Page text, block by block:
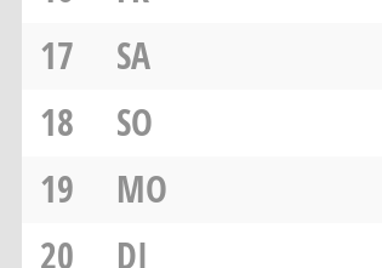
17
SA
18
SO
19
MO
20
DI